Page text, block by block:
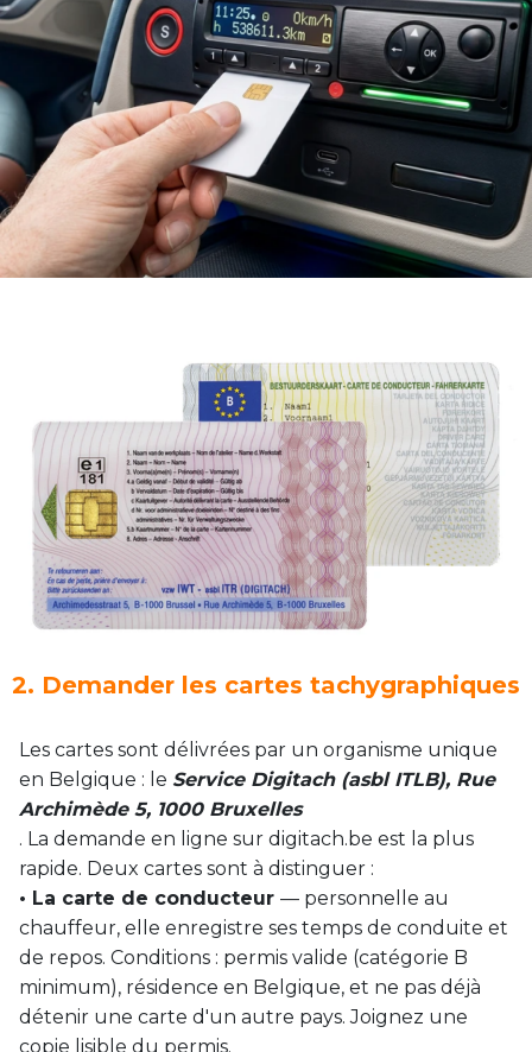
2. Demander les cartes tachygraphiques
Les cartes sont délivrées par un organisme unique
en Belgique : le Service Digitach (asbl ITLB), Rue
Archimède 5, 1000 Bruxelles
. La demande en ligne sur digitach.be est la plus
rapide. Deux cartes sont à distinguer :
• La carte de conducteur — personnelle au
chauffeur, elle enregistre ses temps de conduite et
de repos. Conditions : permis valide (catégorie B
minimum), résidence en Belgique, et ne pas déjà
détenir une carte d'un autre pays. Joignez une
copie lisible du permis.